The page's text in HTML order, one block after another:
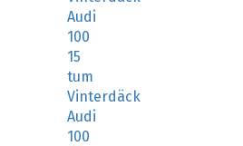
Audi
100
15
tum
Vinterdäck
Audi
100